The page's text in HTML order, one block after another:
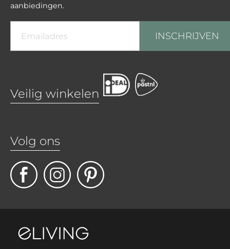
aanbiedingen.
INSCHRIJVEN
Veilig winkelen
Volg ons